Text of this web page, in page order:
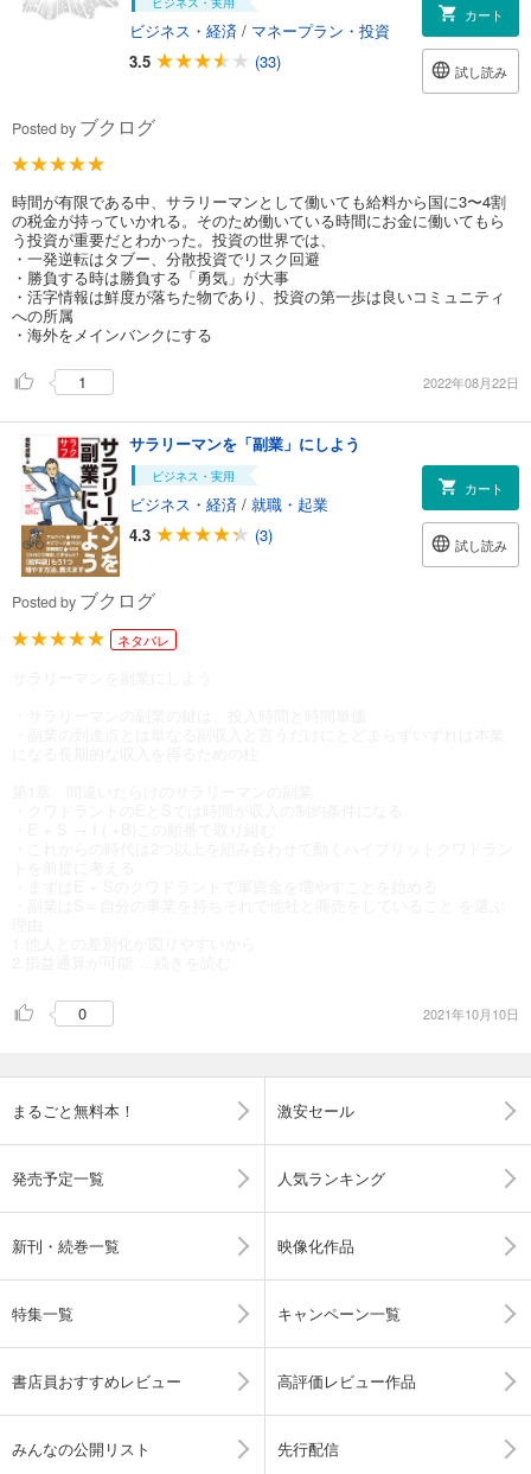
ビジネス・経済 / マネープラン・投資
3.5
(33)
カート
試し読み
Posted by ブクログ
時間が有限である中、サラリーマンとして働いても給料から国に3〜4割
の税金が持っていかれる。そのため働いている時間にお金に働いてもら
う投資が重要だとわかった。投資の世界では、
・一発逆転はタブー、分散投資でリスク回避
・勝負する時は勝負する「勇気」が大事
・活字情報は鮮度が落ちた物であり、投資の第一歩は良いコミュニティ
への所属
・海外をメインバンクにする
1 2022年08月22日
サラリーマンを「副業」にしよう
ビジネス・実用
ビジネス・経済 / 就職・起業
4.3
(3)
カート
試し読み
Posted by ブクログ
ネタバレ
0 2021年10月10日
まるごと無料本！ 激安セール
発売予定一覧 人気ランキング
新刊・続巻一覧 映像化作品
特集一覧 キャンペーン一覧
書店員おすすめレビュー 高評価レビュー作品
みんなの公開リスト 先行配信